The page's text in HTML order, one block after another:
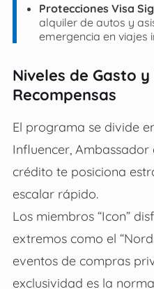
Protecciones Visa
alquiler de autos y
emergencia en viajes
Niveles de Gasto
Recompensas
El programa se divide
Influencer,
crédito te posiciona
escalar rápido.
Los miembros “Icon”
extremos como el
eventos de compras
exclusividad es la